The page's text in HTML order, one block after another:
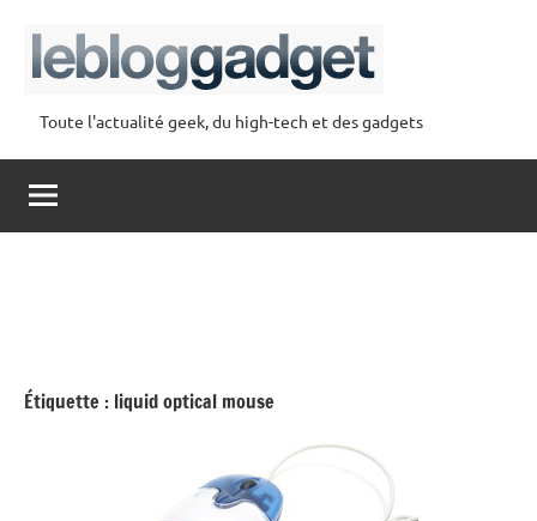
contenu
lebloggadget
Toute l'actualité geek, du high-tech et des gadgets
Étiquette : liquid optical mouse